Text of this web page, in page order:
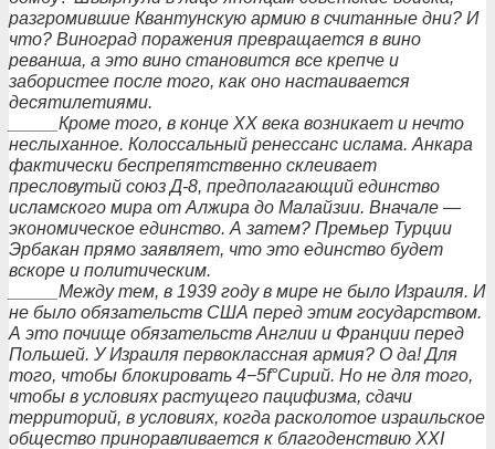
разгромившие Квантунскую армию в считанные дни? И
что? Виноград поражения превращается в вино
реванша, а это вино становится все крепче и
забористее после того, как оно настаивается
десятилетиями.
_____Кроме того, в конце ХХ века возникает и нечто
неслыханное. Колоссальный ренессанс ислама. Анкара
фактически беспрепятственно склеивает
пресловутый союз Д-8, предполагающий единство
исламского мира от Алжира до Малайзии. Вначале —
экономическое единство. А затем? Премьер Турции
Эрбакан прямо заявляет, что это единство будет
вскоре и политическим.
_____Между тем, в 1939 году в мире не было Израиля. И
не было обязательств США перед этим государством.
А это почище обязательств Англии и Франции перед
Польшей. У Израиля первоклассная армия? О да! Для
того, чтобы блокировать 4−5f°Сирий. Но не для того,
чтобы в условиях растущего пацифизма, сдачи
территорий, в условиях, когда расколотое израильское
общество приноравливается к благоденствию XXI